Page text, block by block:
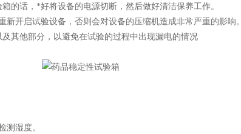
话，*好将设备的电源切断，然后做好清洁保养工作。
开启试验设备，否则会对设备的压缩机造成非常严重的影响。
他部分，以避免在试验的过程中出现漏电的情况
湿度。